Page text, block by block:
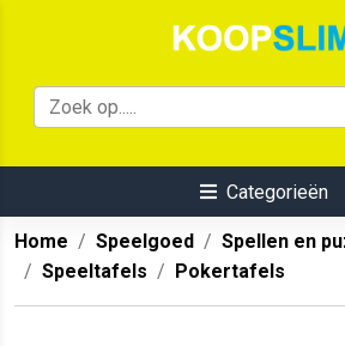
Categorieën
Home Speelgoed
Spellen en
Speeltafels
Pokertafels